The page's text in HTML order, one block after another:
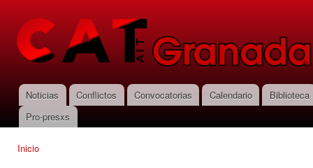
CNT-AIT
Granada
Menú principal
Noticias Conflictos Convocatorias Calendario
Biblioteca
Pro-presxs
Inicio